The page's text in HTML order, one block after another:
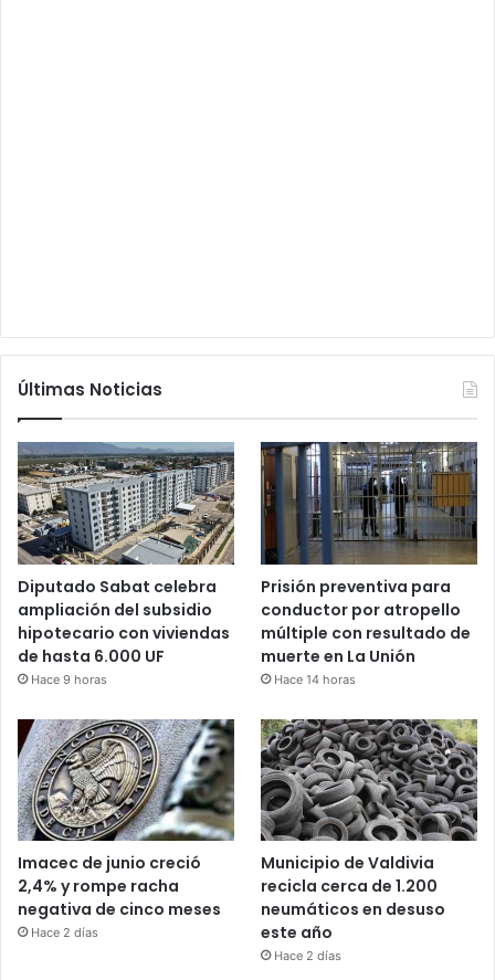
Últimas Noticias
Diputado Sabat celebra
ampliación del subsidio
hipotecario con viviendas
de hasta 6.000 UF
Hace 9 horas
Prisión preventiva para
conductor por atropello
múltiple con resultado de
muerte en La Unión
Hace 14 horas
Imacec de junio creció
2,4% y rompe racha
negativa de cinco meses
Hace 2 días
Municipio de Valdivia
recicla cerca de 1.200
neumáticos en desuso
este año
Hace 2 días